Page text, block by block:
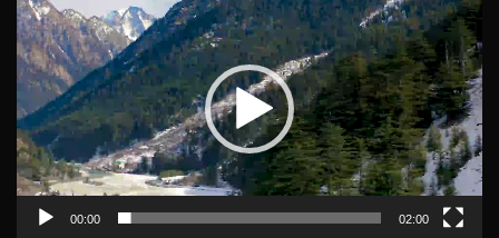
Player
00:00 02:00